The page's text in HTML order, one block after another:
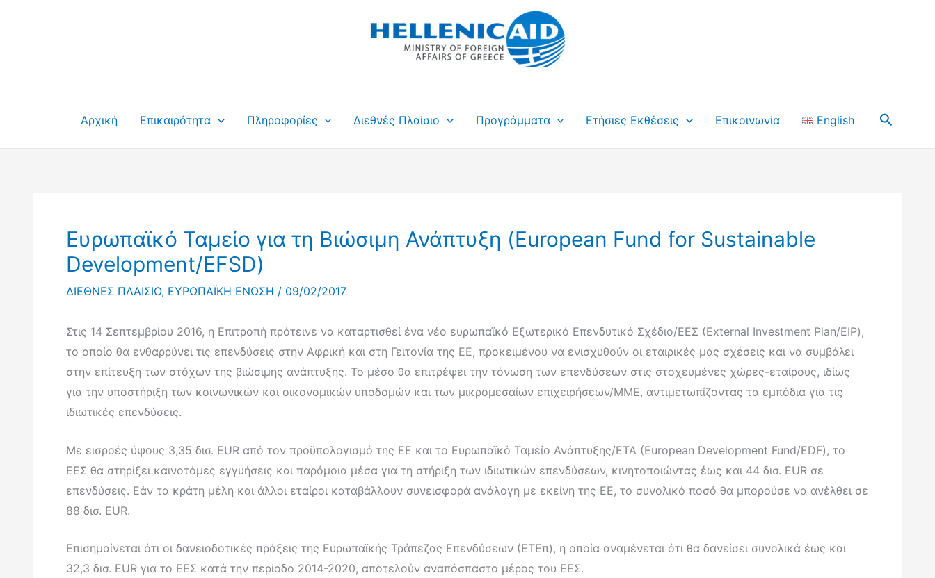
Αρχική Επικαιρότητα Πληροφορίες Διεθνές Πλαίσιο Προγράμματα Ετήσιες Εκθέσεις Επικοινωνία English
Ευρωπαϊκό Ταμείο για τη Βιώσιμη Ανάπτυξη (European Fund for Sustainable
Development/EFSD)
ΔΙΕΘΝΕΣ ΠΛΑΙΣΙΟ, ΕΥΡΩΠΑΪΚΗ ΕΝΩΣΗ / 09/02/2017
Στις 14 Σεπτεμβρίου 2016, η Επιτροπή πρότεινε να καταρτισθεί ένα νέο ευρωπαϊκό Εξωτερικό Επενδυτικό Σχέδιο/ΕΕΣ (External Investment Plan/EIP),
το οποίο θα ενθαρρύνει τις επενδύσεις στην Αφρική και στη Γειτονία της ΕΕ, προκειμένου να ενισχυθούν οι εταιρικές μας σχέσεις και να συμβάλει
στην επίτευξη των στόχων της βιώσιμης ανάπτυξης. Το μέσο θα επιτρέψει την τόνωση των επενδύσεων στις στοχευμένες χώρες-εταίρους, ιδίως
για την υποστήριξη των κοινωνικών και οικονομικών υποδομών και των μικρομεσαίων επιχειρήσεων/ΜΜΕ, αντιμετωπίζοντας τα εμπόδια για τις
ιδιωτικές επενδύσεις.
Με εισροές ύψους 3,35 δισ. EUR από τον προϋπολογισμό της ΕΕ και το Ευρωπαϊκό Ταμείο Ανάπτυξης/ΕΤΑ (European Development Fund/EDF), το
ΕΕΣ θα στηρίξει καινοτόμες εγγυήσεις και παρόμοια μέσα για τη στήριξη των ιδιωτικών επενδύσεων, κινητοποιώντας έως και 44 δισ. EUR σε
επενδύσεις. Εάν τα κράτη μέλη και άλλοι εταίροι καταβάλλουν συνεισφορά ανάλογη με εκείνη της ΕΕ, το συνολικό ποσό θα μπορούσε να ανέλθει σε
88 δισ. EUR.
Επισημαίνεται ότι οι δανειοδοτικές πράξεις της Ευρωπαϊκής Τράπεζας Επενδύσεων (ΕΤΕπ), η οποία αναμένεται ότι θα δανείσει συνολικά έως και
32,3 δισ. EUR για το ΕΕΣ κατά την περίοδο 2014-2020, αποτελούν αναπόσπαστο μέρος του ΕΕΣ.